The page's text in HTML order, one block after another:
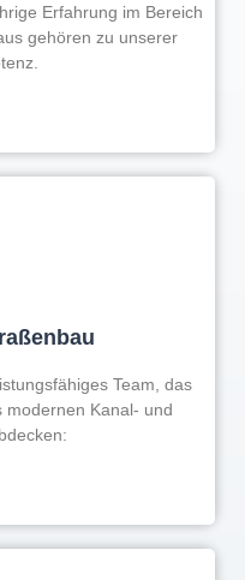
Erfahrung im Bereich
gehören zu unserer
Team, das
modernen Kanal- und